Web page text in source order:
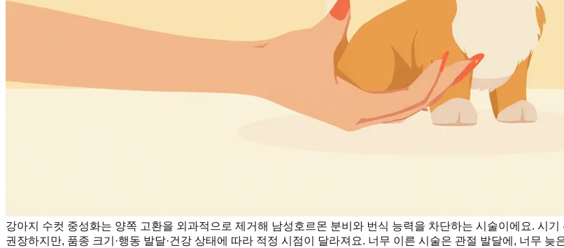
강아지 수컷 중성화는 양쪽 고환을 외과적으로 제거해 남성호르몬 분비와 번식 능력을 차단하는 시술이에요. 시
권장하지만, 품종 크기·행동 발달·건강 상태에 따라 적정 시점이 달라져요. 너무 이른 시술은 관절 발달에, 너무 늦